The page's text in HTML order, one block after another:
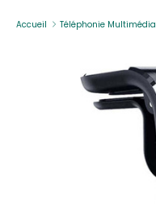
Accueil Téléphonie Multimédia